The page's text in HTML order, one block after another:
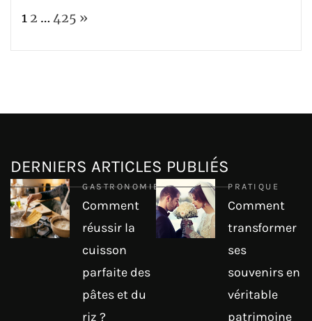
Page:
1 2 … 425 Next
»
DERNIERS ARTICLES PUBLIÉS
GASTRONOMIE
Comment
réussir la
cuisson
parfaite des
pâtes et du
riz ?
PRATIQUE
Comment
transformer
ses
souvenirs en
véritable
patrimoine